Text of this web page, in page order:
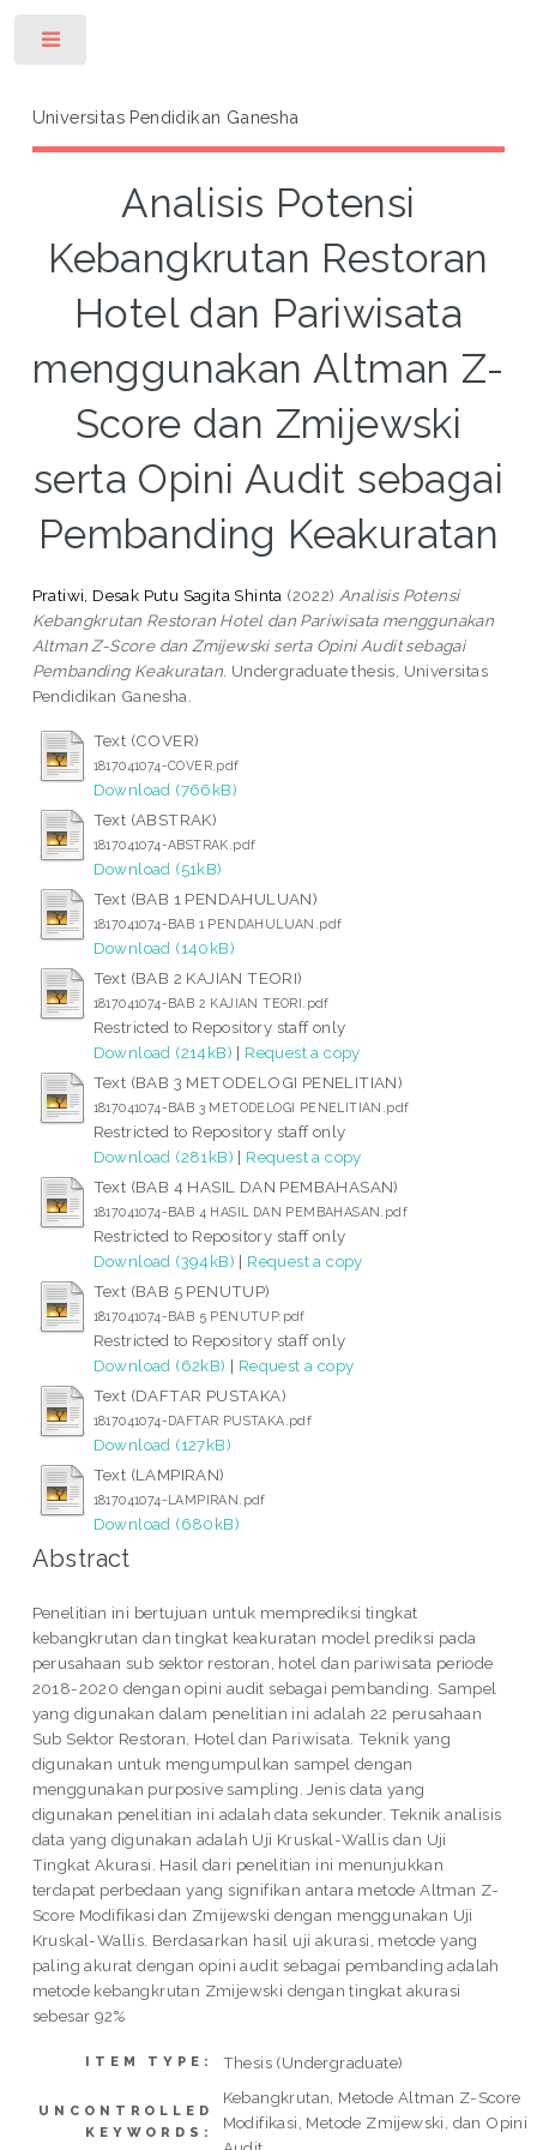
Universitas Pendidikan Ganesha
Analisis Potensi
Kebangkrutan Restoran
Hotel dan Pariwisata
menggunakan Altman Z-
Score dan Zmijewski
serta Opini Audit sebagai
Pembanding Keakuratan
Pratiwi, Desak Putu Sagita Shinta (2022) Analisis Potensi
Kebangkrutan Restoran Hotel dan Pariwisata menggunakan
Altman Z-Score dan Zmijewski serta Opini Audit sebagai
Pembanding Keakuratan. Undergraduate thesis, Universitas
Pendidikan Ganesha.
Text (COVER)
1817041074-COVER.pdf
Download (766kB)
Text (ABSTRAK)
1817041074-ABSTRAK.pdf
Download (51kB)
Text (BAB 1 PENDAHULUAN)
1817041074-BAB 1 PENDAHULUAN.pdf
Download (140kB)
Text (BAB 2 KAJIAN TEORI)
1817041074-BAB 2 KAJIAN TEORI.pdf
Restricted to Repository staff only
Download (214kB) | Request a copy
Text (BAB 3 METODELOGI PENELITIAN)
1817041074-BAB 3 METODELOGI PENELITIAN.pdf
Restricted to Repository staff only
Download (281kB) | Request a copy
Text (BAB 4 HASIL DAN PEMBAHASAN)
1817041074-BAB 4 HASIL DAN PEMBAHASAN.pdf
Restricted to Repository staff only
Download (394kB) | Request a copy
Text (BAB 5 PENUTUP)
1817041074-BAB 5 PENUTUP.pdf
Restricted to Repository staff only
Download (62kB) | Request a copy
Text (DAFTAR PUSTAKA)
1817041074-DAFTAR PUSTAKA.pdf
Download (127kB)
Text (LAMPIRAN)
1817041074-LAMPIRAN.pdf
Download (680kB)
Abstract
Penelitian ini bertujuan untuk memprediksi tingkat
kebangkrutan dan tingkat keakuratan model prediksi pada
perusahaan sub sektor restoran, hotel dan pariwisata periode
2018-2020 dengan opini audit sebagai pembanding. Sampel
yang digunakan dalam penelitian ini adalah 22 perusahaan
Sub Sektor Restoran, Hotel dan Pariwisata. Teknik yang
digunakan untuk mengumpulkan sampel dengan
menggunakan purposive sampling. Jenis data yang
digunakan penelitian ini adalah data sekunder. Teknik analisis
data yang digunakan adalah Uji Kruskal-Wallis dan Uji
Tingkat Akurasi. Hasil dari penelitian ini menunjukkan
terdapat perbedaan yang signifikan antara metode Altman Z-
Score Modifikasi dan Zmijewski dengan menggunakan Uji
Kruskal-Wallis. Berdasarkan hasil uji akurasi, metode yang
paling akurat dengan opini audit sebagai pembanding adalah
metode kebangkrutan Zmijewski dengan tingkat akurasi
sebesar 92%
ITEM TYPE: Thesis (Undergraduate)
UNCONTROLLED
KEYWORDS:
Kebangkrutan, Metode Altman Z-Score
Modifikasi, Metode Zmijewski, dan Opini